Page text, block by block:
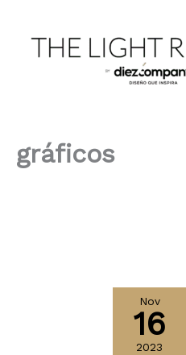
contenido
gráficos
Nov
16
2023